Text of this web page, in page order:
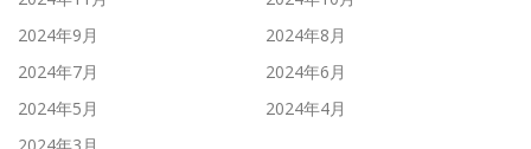
2024年9月
2024年8月
2024年7月
2024年6月
2024年5月
2024年4月